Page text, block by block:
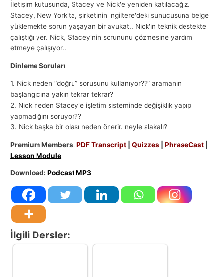
İletişim kutusunda, Stacey ve Nick'e yeniden katılacağız.
Stacey, New York'ta, şirketinin İngiltere'deki sunucusuna belge
yüklemekte sorun yaşayan bir avukat.. Nick'in teknik destekte
çalıştığı yer. Nick, Stacey'nin sorununu çözmesine yardım
etmeye çalışıyor..
Dinleme Soruları
1. Nick neden “doğru” sorusunu kullanıyor??” aramanın
başlangıcına yakın tekrar tekrar?
2. Nick neden Stacey'e işletim sisteminde değişiklik yapıp
yapmadığını soruyor??
3. Nick başka bir olası neden önerir. neyle alakalı?
Premium Members:PDF Transcript |Quizzes |PhraseCast
Lesson Module
Download:Podcast MP3
İlgili Dersler: